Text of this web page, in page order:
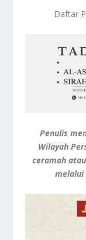
Daftar
Penulis
Wilayah
ceramah